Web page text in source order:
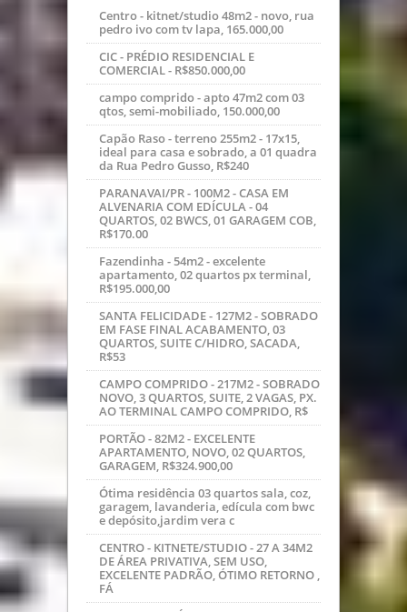
PREVISÃO DO TEMPO
ÚLTIMAS NOTÍCIAS
Centro - kitnet/studio 48m2 - novo, rua
pedro ivo com tv lapa, 165.000,00
CIC - PRÉDIO RESIDENCIAL E
COMERCIAL - R$850.000,00
campo comprido - apto 47m2 com 03
qtos, semi-mobiliado, 150.000,00
Capão Raso - terreno 255m2 - 17x15,
ideal para casa e sobrado, a 01 quadra
da Rua Pedro Gusso, R$240
PARANAVAI/PR - 100M2 - CASA EM
ALVENARIA COM EDÍCULA - 04
QUARTOS, 02 BWCS, 01 GARAGEM COB,
R$170.00
Fazendinha - 54m2 - excelente
apartamento, 02 quartos px terminal,
R$195.000,00